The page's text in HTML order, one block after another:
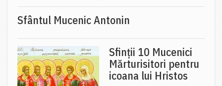
Sfântul Mucenic Antonin
Sfinții 10 Mucenici
Mărturisitori pentru
icoana lui Hristos